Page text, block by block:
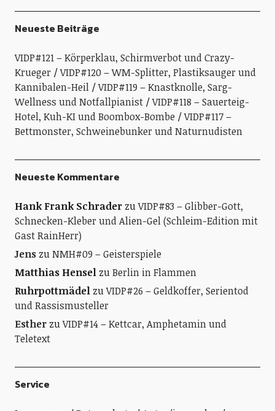
Neueste Beiträge
VIDP#121 – Körperklau, Schirmverbot und Crazy-
Krueger
VIDP#120 – WM-Splitter, Plastiksauger und
Kannibalen-Heil
VIDP#119 – Knastknolle, Sarg-
Wellness und Notfallpianist
VIDP#118 – Sauerteig-
Hotel, Kuh-KI und Boombox-Bombe
VIDP#117 –
Bettmonster, Schweinebunker und Naturnudisten
Neueste Kommentare
Hank Frank SchraderzuVIDP#83 – Glibber-Gott,
Schnecken-Kleber und Alien-Gel (Schleim-Edition mit
Gast RainHerr)
JenszuNMH#09 – Geisterspiele
Matthias HenselzuBerlin in Flammen
RuhrpottmädelzuVIDP#26 – Geldkoffer, Serientod
und Rassismusteller
EstherzuVIDP#14 – Kettcar, Amphetamin und
Teletext
Service